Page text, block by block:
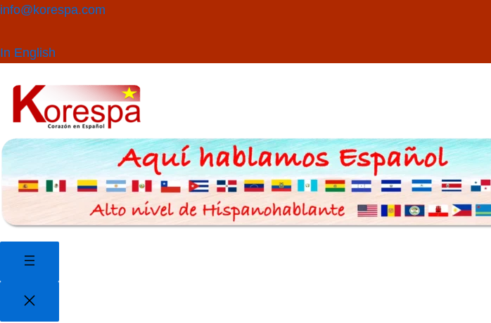
Saltar
contenido
info@korespa.com
In English
Buscar